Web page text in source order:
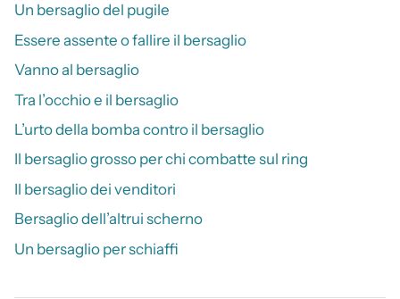
Un bersaglio del pugile
Essere assente o fallire il bersaglio
Vanno al bersaglio
Tra l’occhio e il bersaglio
L’urto della bomba contro il bersaglio
Il bersaglio grosso per chi combatte sul ring
Il bersaglio dei venditori
Bersaglio dell’altrui scherno
Un bersaglio per schiaffi